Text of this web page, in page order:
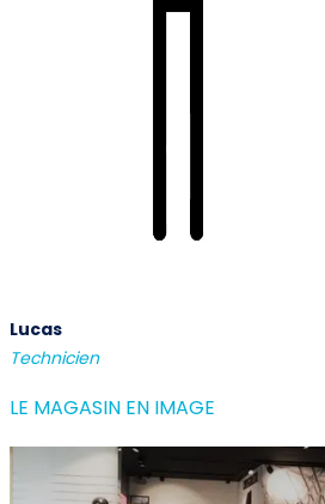
Lucas
Technicien
LE MAGASIN EN IMAGE